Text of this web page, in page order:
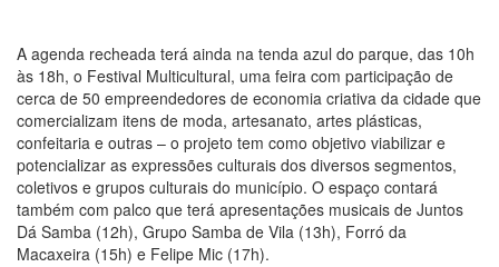
A agenda recheada terá ainda na tenda azul do parque, das 10h
às 18h, o Festival Multicultural, uma feira com participação de
cerca de 50 empreendedores de economia criativa da cidade que
comercializam itens de moda, artesanato, artes plásticas,
confeitaria e outras – o projeto tem como objetivo viabilizar e
potencializar as expressões culturais dos diversos segmentos,
coletivos e grupos culturais do município. O espaço contará
também com palco que terá apresentações musicais de Juntos
Dá Samba (12h), Grupo Samba de Vila (13h), Forró da
Macaxeira (15h) e Felipe Mic (17h).